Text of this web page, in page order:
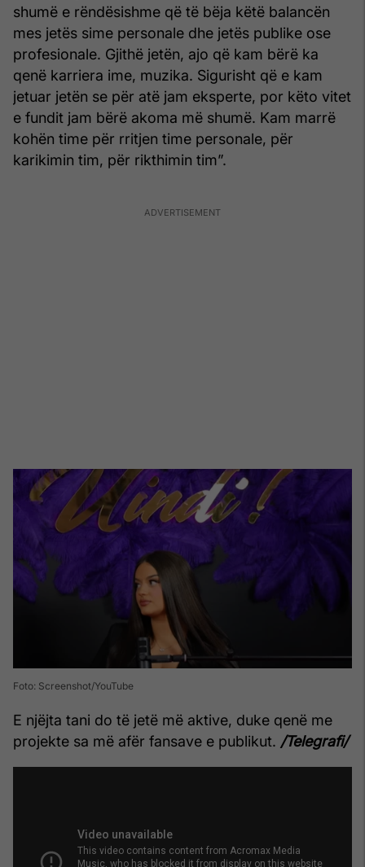
shumë e rëndësishme që të bëja këtë balancën
mes jetës sime personale dhe jetës publike ose
profesionale. Gjithë jetën, ajo që kam bërë ka
qenë karriera ime, muzika. Sigurisht që e kam
jetuar jetën se për atë jam eksperte, por këto vitet
e fundit jam bërë akoma më shumë. Kam marrë
kohën time për rritjen time personale, për
karikimin tim, për rikthimin tim”.
Foto: Screenshot/YouTube
E njëjta tani do të jetë më aktive, duke qenë me
projekte sa më afër fansave e publikut. /Telegrafi/